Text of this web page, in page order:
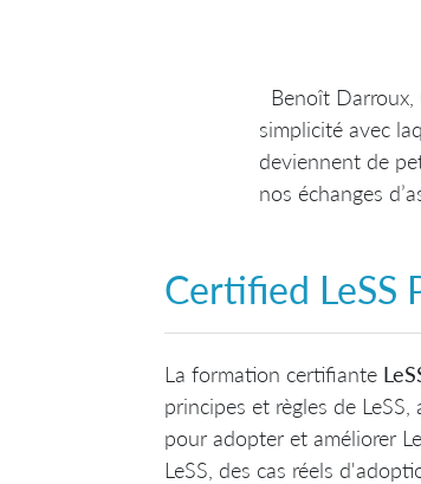
Benoît Darroux,
simplicité avec
deviennent de
nos échanges
Certified LeSS
La formation certifiante
principes et règles de
pour adopter et améliorer
LeSS, des cas réels